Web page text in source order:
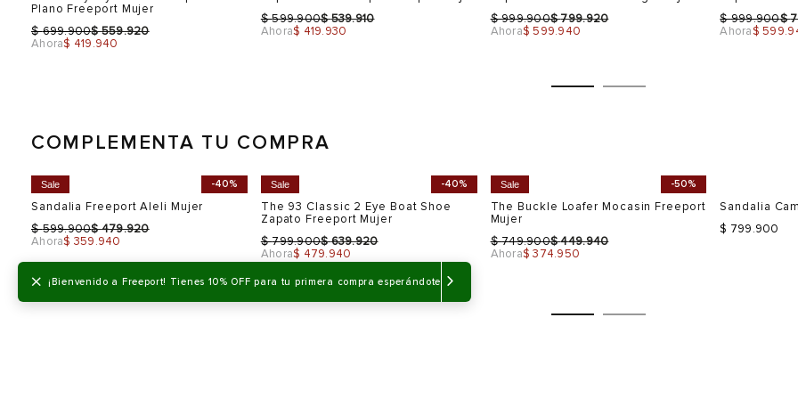
× ¡Bienvenido a Freeport! Tienes 10% OFF para tu primera compra esperándote
Plano Freeport Mujer
$699.900$559.920
Ahora$ 419.940
Talla
Selecciona una talla
EUR
USA
36 5
$599.900$539.910
Ahora$ 419.930
Talla
Selecciona una talla
EUR
USA
36 5
$999.900$799.920
Ahora$ 599.940
Talla
Selecciona una talla
EUR
38 8
$999.900$
Ahora$
Talla
COMPLEMENTA TU COMPRA
-40%
Sale -40%
Sale -50%
Sale